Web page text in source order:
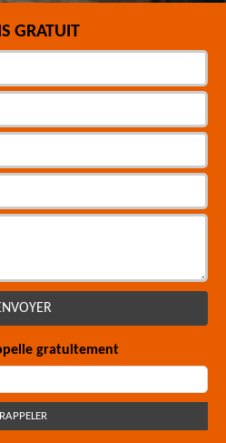
GRATUIT
gratuitement